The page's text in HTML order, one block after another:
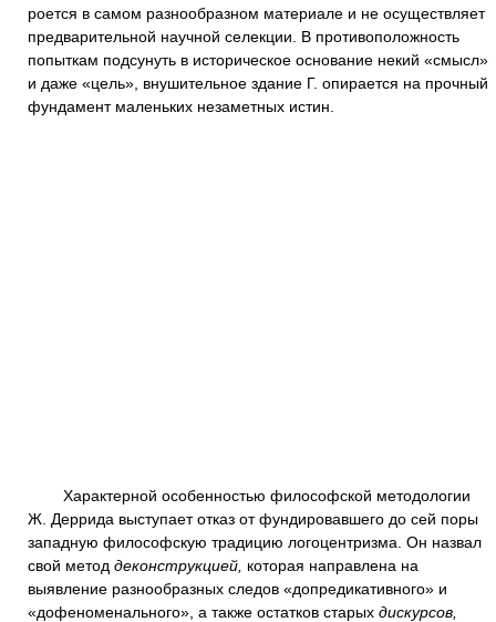
роется в самом разнообразном материале и не осуществляет
предварительной научной селекции. В противоположность
попыткам подсунуть в историческое основание некий «смысл»
и даже «цель», внушительное здание Г. опирается на прочный
фундамент маленьких незаметных истин.
Характерной особенностью философской методологии
Ж. Деррида выступает отказ от фундировавшего до сей поры
западную философскую традицию логоцентризма. Он назвал
свой метод деконструкцией, которая направлена на
выявление разнообразных следов «допредикативного» и
«дофеноменального», а также остатков старых дискурсов,